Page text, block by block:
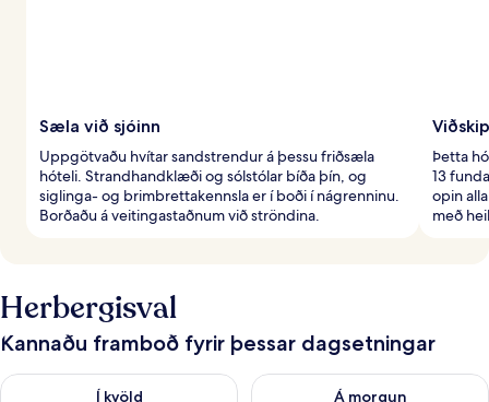
Sæla við sjóinn
Uppgötvaðu hvítar sandstrendur á þessu friðsæla
hóteli. Strandhandklæði og sólstólar bíða þín, og
siglinga- og brimbrettakennsla er í boði í nágrenninu.
Borðaðu á veitingastaðnum við ströndina.
Þetta
13
opin
með
Herbergisval
Kannaðu framboð fyrir þessar dagsetningar
Í kvöld
Athuga framboð í kvöld ágú. 7 - ágú. 8
Á morgun
Athuga framboð á morgun